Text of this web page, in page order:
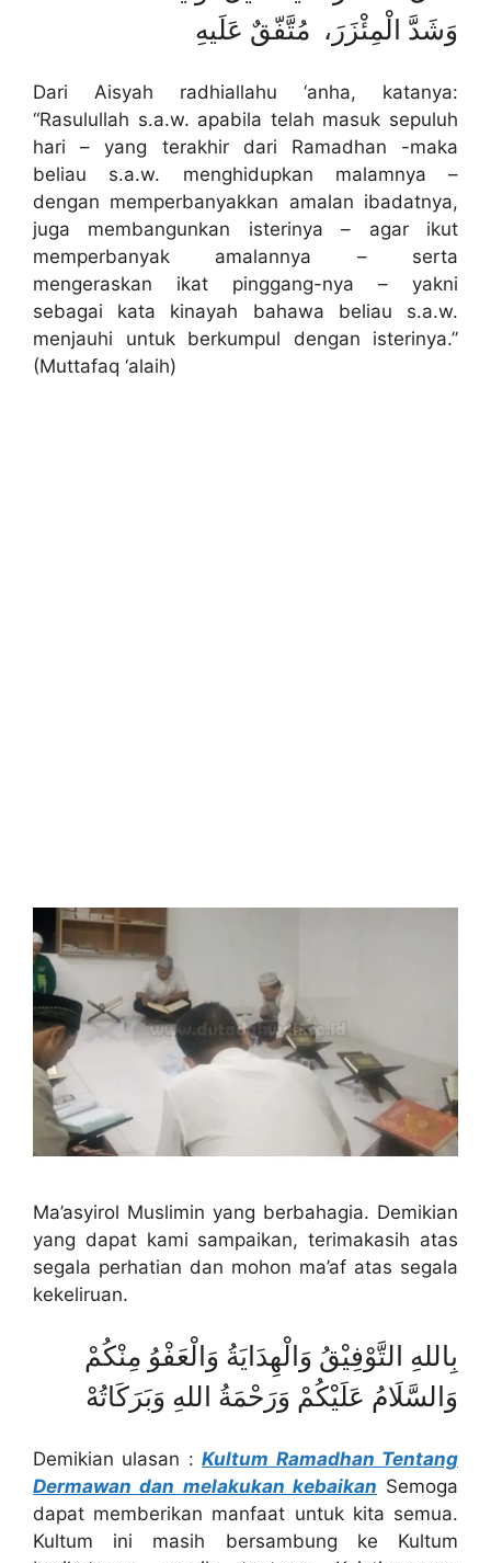
وَشَدَّ الْمِئْزَرَ، مُتَّفّقٌ عَلَيهِ
Dari Aisyah radhiallahu ‘anha, katanya:
“Rasulullah s.a.w. apabila telah masuk sepuluh
hari – yang terakhir dari Ramadhan -maka
beliau s.a.w. menghidupkan malamnya –
dengan memperbanyakkan amalan ibadatnya,
juga membangunkan isterinya – agar ikut
memperbanyak amalannya – serta
mengeraskan ikat pinggang-nya – yakni
sebagai kata kinayah bahawa beliau s.a.w.
menjauhi untuk berkumpul dengan isterinya.”
(Muttafaq ‘alaih)
Ma’asyirol Muslimin yang berbahagia. Demikian
yang dapat kami sampaikan, terimakasih atas
segala perhatian dan mohon ma’af atas segala
kekeliruan.
بِاللهِ التَّوْفِيْقُ وَالْهِدَايَةُ وَالْعَفْوُ مِنْكُمْ
وَالسَّلَامُ عَلَيْكُمْ وَرَحْمَةُ اللهِ وَبَرَكَاتُهْ
Demikian ulasan :Kultum Ramadhan Tentang
Dermawan dan melakukan kebaikan Semoga
dapat memberikan manfaat untuk kita semua.
Kultum ini masih bersambung ke Kultum